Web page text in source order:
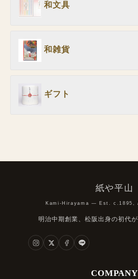
和文具
和雑貨
ギフト
紙や平山
Kami-Hirayama — Est. c.1895,
明治中期創業、松阪出身の初代
COMPANY